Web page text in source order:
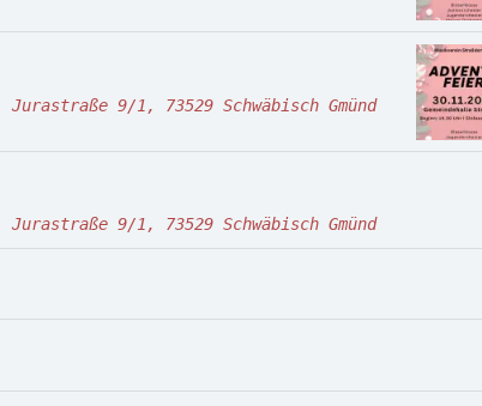
9/1, 73529 Schwäbisch Gmünd
9/1, 73529 Schwäbisch Gmünd